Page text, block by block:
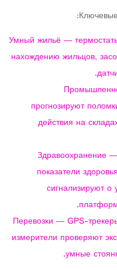
Умный жильё —
нахождению жильцов,
прогнозируют
действия на
Здравоохранение
показатели
сигнализируют о
Перевозки — GPS-
измерители проверяют
умные